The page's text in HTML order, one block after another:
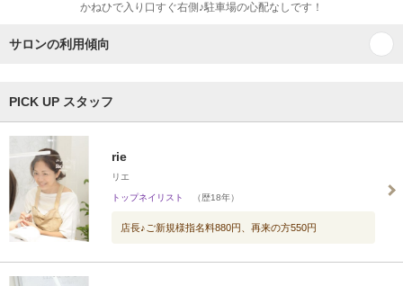
かねひで入り口すぐ右側♪駐車場の心配なしです！
サロンの利用傾向
PICK UP スタッフ
rie
リエ
トップネイリスト （歴18年）
店長♪ご新規様指名料880円、再来の方550円